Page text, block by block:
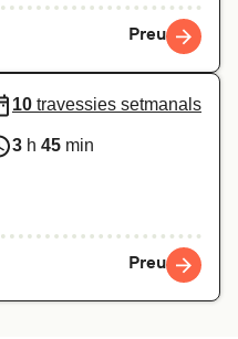
Preu
10 travessies setmanals
3 h 45 min
Preu